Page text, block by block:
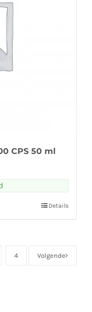
CPS 50 ml
Details
4 Volgende